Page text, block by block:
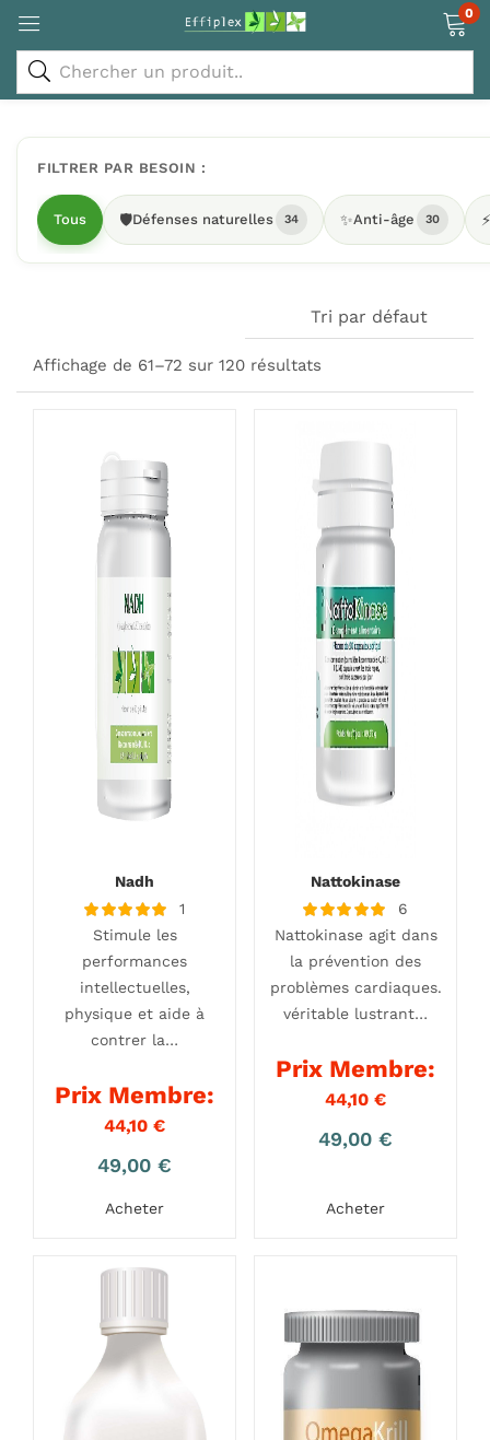
0
FILTRER PAR BESOIN :
Tous 🛡️Défenses naturelles 34 ✨Anti-âge 30 ⚡
Affichage de 61–72 sur 120 résultats
Tri par défaut
Nadh
5.00
sur 5
1
Stimule les
performances
intellectuelles,
physique et aide à
contrer la…
Prix Membre:
44,10 €
49,00 €
Acheter
Nattokinase
5.00
sur 5
6
Nattokinase agit dans
la prévention des
problèmes cardiaques.
véritable lustrant…
Prix Membre:
44,10 €
49,00 €
Acheter